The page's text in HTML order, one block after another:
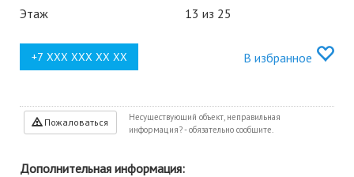
Этаж
13 из 25
В избранное
Пожаловаться
Несуществующий объект, неправильная
информация? - обязательно сообщите.
Дополнительная информация: